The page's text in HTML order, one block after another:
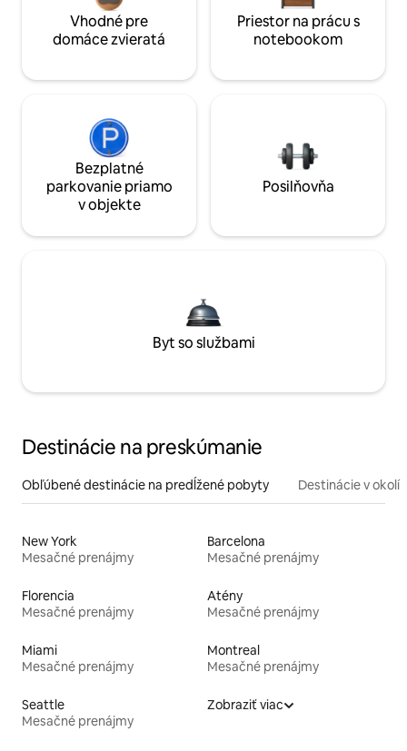
Vhodné pre
domáce zvieratá
Priestor na prácu s
notebookom
Bezplatné
parkovanie priamo
v objekte
Posilňovňa
Byt so službami
Destinácie na preskúmanie
Obľúbené destinácie na predĺžené pobyty Destinácie v okolí
New York
Mesačné prenájmy
Barcelona
Mesačné prenájmy
Florencia
Mesačné prenájmy
Atény
Mesačné prenájmy
Miami
Mesačné prenájmy
Montreal
Mesačné prenájmy
Seattle
Mesačné prenájmy
Zobraziť viac